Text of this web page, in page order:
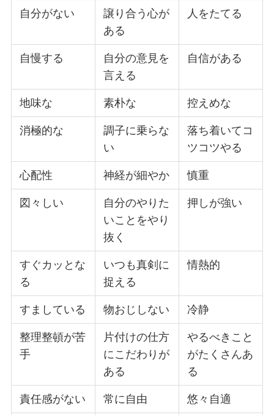
自分がない
譲り合う心が
ある
人をたてる
自慢する
自分の意見を
言える
自信がある
地味な 素朴な 控えめな
消極的な
調子に乗らな
い
落ち着いてコ
ツコツやる
心配性 神経が細やか 慎重
図々しい
自分のやりた
いことをやり
抜く
押しが強い
すぐカッとな
る
いつも真剣に
捉える
情熱的
すましている 物おじしない 冷静
整理整頓が苦
手
片付けの仕方
にこだわりが
ある
やるべきこと
がたくさんあ
る
責任感がない 常に自由 悠々自適